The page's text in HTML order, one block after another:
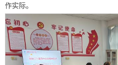
作实际。